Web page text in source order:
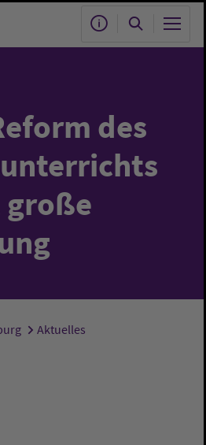
des
Aktuelles